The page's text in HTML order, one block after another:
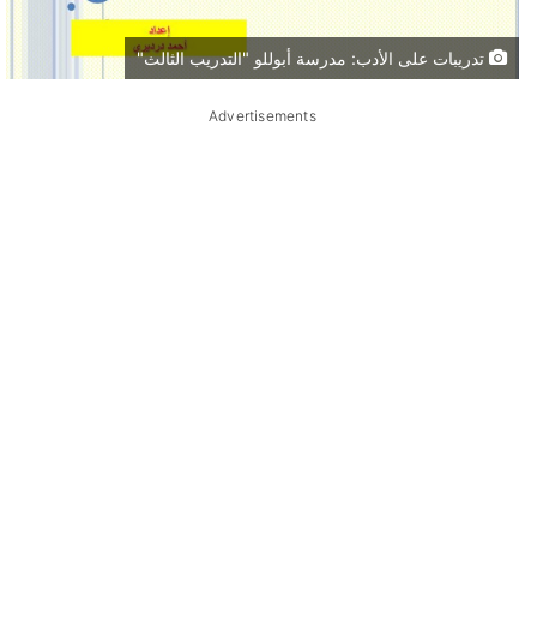
تدريبات على الأدب: مدرسة أبوللو "التدريب الثالث"
Advertisements